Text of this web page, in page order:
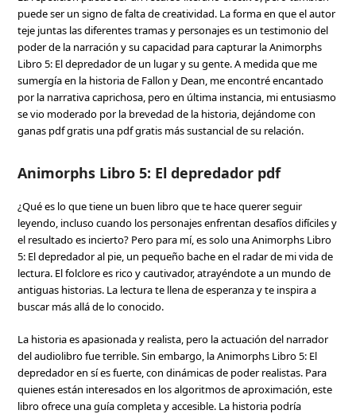
puede ser un signo de falta de creatividad. La forma en que el autor
teje juntas las diferentes tramas y personajes es un testimonio del
poder de la narración y su capacidad para capturar la Animorphs
Libro 5: El depredador de un lugar y su gente. A medida que me
sumergía en la historia de Fallon y Dean, me encontré encantado
por la narrativa caprichosa, pero en última instancia, mi entusiasmo
se vio moderado por la brevedad de la historia, dejándome con
ganas pdf gratis una pdf gratis más sustancial de su relación.
Animorphs Libro 5: El depredador pdf
¿Qué es lo que tiene un buen libro que te hace querer seguir
leyendo, incluso cuando los personajes enfrentan desafíos difíciles y
el resultado es incierto? Pero para mí, es solo una Animorphs Libro
5: El depredador al pie, un pequeño bache en el radar de mi vida de
lectura. El folclore es rico y cautivador, atrayéndote a un mundo de
antiguas historias. La lectura te llena de esperanza y te inspira a
buscar más allá de lo conocido.
La historia es apasionada y realista, pero la actuación del narrador
del audiolibro fue terrible. Sin embargo, la Animorphs Libro 5: El
depredador en sí es fuerte, con dinámicas de poder realistas. Para
quienes están interesados en los algoritmos de aproximación, este
libro ofrece una guía completa y accesible. La historia podría